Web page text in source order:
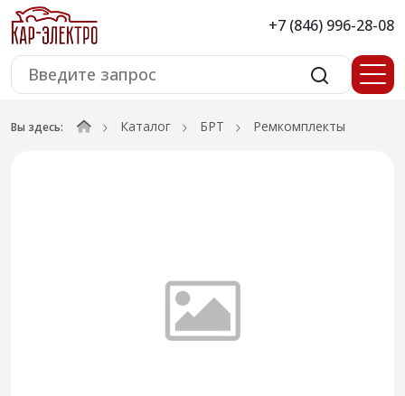
+7 (846) 996-28-08
Вы здесь: Каталог БРТ Ремкомплекты